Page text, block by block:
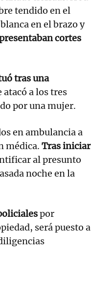
tendido en el
en el brazo y
cortes
tras una
a los tres
por una mujer.
en ambulancia a
médica. Tras iniciar
al presunto
noche en la
por
será puesto a